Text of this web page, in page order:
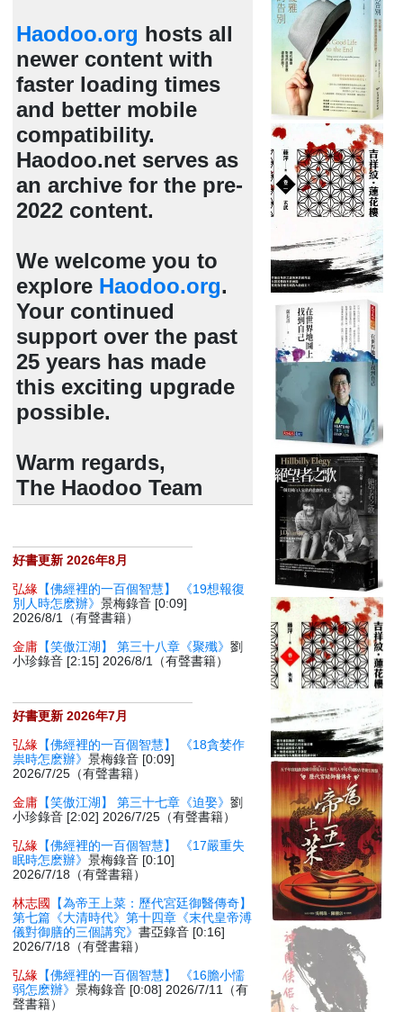
Haodoo.org hosts all
newer content with
faster loading times
and better mobile
compatibility.
Haodoo.net serves as
an archive for the pre-
2022 content.
We welcome you to
explore Haodoo.org.
Your continued
support over the past
25 years has made
this exciting upgrade
possible.
Warm regards,
The Haodoo Team
好書更新 2026年8月
弘緣 【佛經裡的一百個智慧】 《19想報復
別人時怎麽辦》景梅錄音 [0:09]
2026/8/1（有聲書籍）
金庸 【笑傲江湖】 第三十八章《聚殲》劉
小珍錄音 [2:15] 2026/8/1（有聲書籍）
好書更新 2026年7月
弘緣 【佛經裡的一百個智慧】 《18貪婪作
祟時怎麽辦》景梅錄音 [0:09]
2026/7/25（有聲書籍）
金庸 【笑傲江湖】 第三十七章《迫娶》劉
小珍錄音 [2:02] 2026/7/25（有聲書籍）
弘緣 【佛經裡的一百個智慧】 《17嚴重失
眠時怎麽辦》景梅錄音 [0:10]
2026/7/18（有聲書籍）
林志國
【為帝王上菜：歷代宮廷御醫傳奇】
第七篇《大清時代》第十四章《末代皇帝溥
儀對御膳的三個講究》書亞錄音 [0:16]
2026/7/18（有聲書籍）
弘緣 【佛經裡的一百個智慧】 《16膽小懦
弱怎麽辦》景梅錄音 [0:08] 2026/7/11（有
聲書籍）